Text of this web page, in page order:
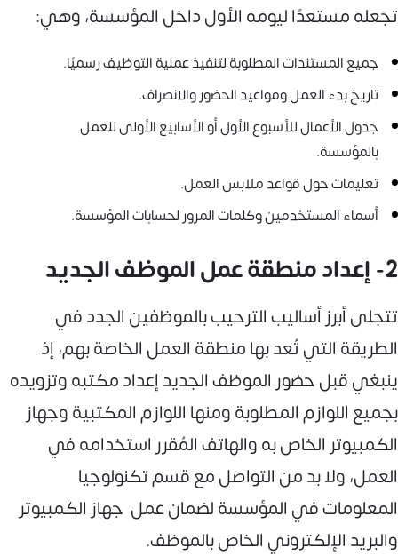
تجعله مستعدًا ليومه الأول داخل المؤسسة، وهي:
جميع المستندات المطلوبة لتنفيذ عملية التوظيف رسميًا.
تاريخ بدء العمل ومواعيد الحضور والانصراف.
جدول الأعمال للأسبوع الأول أو الأسابيع الأولى للعمل
بالمؤسسة.
تعليمات حول قواعد ملابس العمل.
أسماء المستخدمين وكلمات المرور لحسابات المؤسسة.
2- إعداد منطقة عمل الموظف الجديد
تتجلى أبرز أساليب الترحيب بالموظفين الجدد في
الطريقة التي تُعد بها منطقة العمل الخاصة بهم، إذ
ينبغي قبل حضور الموظف الجديد إعداد مكتبه وتزويده
بجميع اللوازم المطلوبة ومنها اللوازم المكتبية وجهاز
الكمبيوتر الخاص به والهاتف المُقرر استخدامه في
العمل، ولا بد من التواصل مع قسم تكنولوجيا
المعلومات في المؤسسة لضمان عمل جهاز الكمبيوتر
والبريد الإلكتروني الخاص بالموظف.